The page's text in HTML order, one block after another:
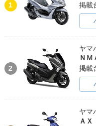
1
掲載
2
ヤマ
ＮＭ
掲載
ヤマ
Ａ